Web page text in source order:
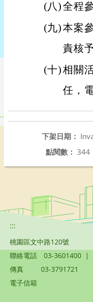
(八)全程
(九)本案
責核
(十)相關
任，
下架日期：
點閱數： 344
:::
桃園區文中路120號
聯絡電話
03-3601400 |
傳真
03-3791721
電子信箱